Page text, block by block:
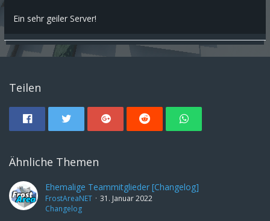
Ein sehr geiler Server!
Teilen
Ähnliche Themen
Ehemalige Teammitglieder [Changelog]
FrostAreaNET
31. Januar 2022
Changelog